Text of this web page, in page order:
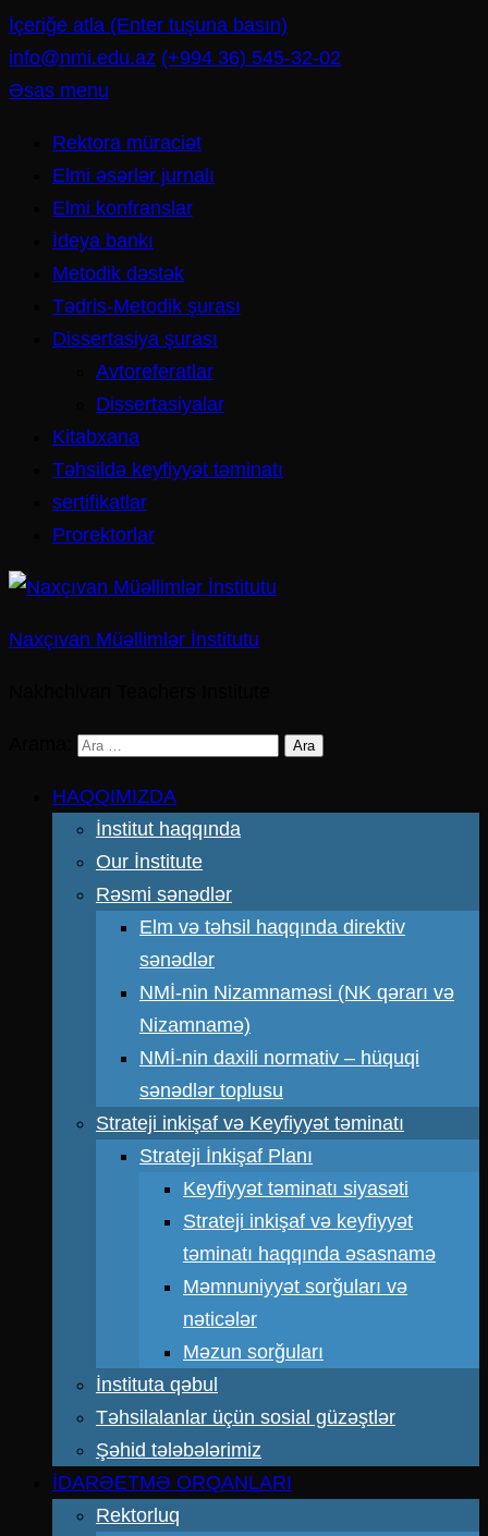
İçeriğe atla (Enter tuşuna basın)
info@nmi.edu.az (+994 36) 545-32-02
Əsas menu
Rektora müraciət
Elmi əsərlər jurnalı
Elmi konfranslar
İdeya bankı
Metodik dəstək
Tədris-Metodik şurası
Dissertasiya şurası
Avtoreferatlar
Dissertasiyalar
Kitabxana
Təhsildə keyfiyyət təminatı
sertifikatlar
Prorektorlar
Naxçıvan Müəllimlər İnstitutu
HAQQIMIZDA
İnstitut haqqında
Our İnstitute
Rəsmi sənədlər
Elm və təhsil haqqında direktiv
sənədlər
NMİ-nin Nizamnaməsi (NK qərarı və
Nizamnamə)
NMİ-nin daxili normativ – hüquqi
sənədlər toplusu
Strateji inkişaf və Keyfiyyət təminatı
Strateji İnkişaf Planı
Keyfiyyət təminatı siyasəti
Strateji inkişaf və keyfiyyət
təminatı haqqında əsasnamə
Məmnuniyyət sorğuları və
nəticələr
Məzun sorğuları
İnstituta qəbul
Təhsilalanlar üçün sosial güzəştlər
Şəhid tələbələrimiz
İDARƏETMƏ ORQANLARI
Rektorluq